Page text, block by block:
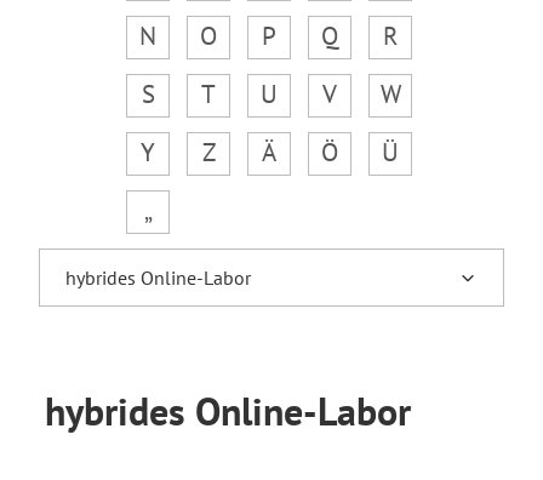
N
O P Q
R
S
T U V
W
Y
Z Ä Ö
Ü
„
hybrides Online-Labor